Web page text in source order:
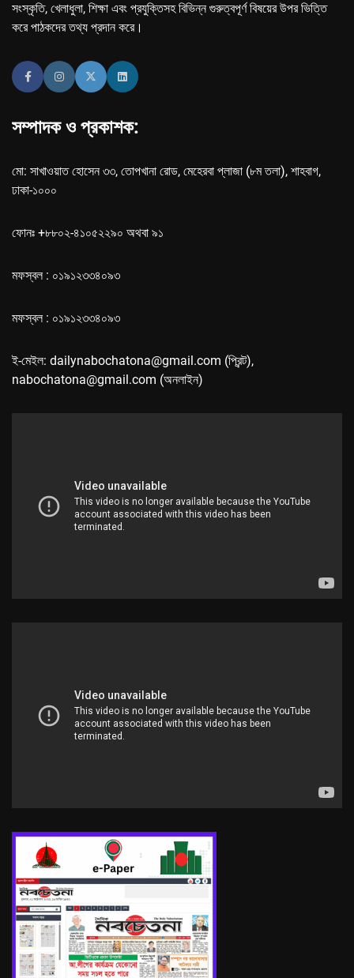
সংস্কৃতি, খেলাধুলা, শিক্ষা এবং প্রযুক্তিসহ বিভিন্ন গুরুত্বপূর্ণ বিষয়ের উপর ভিত্তি
করে পাঠকদের তথ্য প্রদান করে।
সম্পাদক ও প্রকাশক:
মো: সাখাওয়াত হোসেন ৩৩, তোপখানা রোড, মেহেরবা প্লাজা (৮ম তলা), শাহবাগ,
ঢাকা-১০০০
ফোনঃ +৮৮০২-৪১০৫২২৯০ অথবা ৯১
মফস্বল : ০১৯১২৩৩৪০৯৩
মফস্বল : ০১৯১২৩৩৪০৯৩
ই-মেইল: dailynabochatona@gmail.com (প্রিন্ট),
nabochatona@gmail.com (অনলাইন)